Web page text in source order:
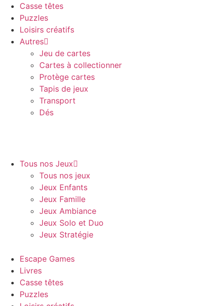
Casse têtes
Puzzles
Loisirs créatifs
Autres
Jeu de cartes
Cartes à collectionner
Protège cartes
Tapis de jeux
Transport
Dés
Tous nos Jeux
Tous nos jeux
Jeux Enfants
Jeux Famille
Jeux Ambiance
Jeux Solo et Duo
Jeux Stratégie
Escape Games
Livres
Casse têtes
Puzzles